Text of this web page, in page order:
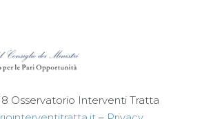
Osservatorio Interventi Tratta